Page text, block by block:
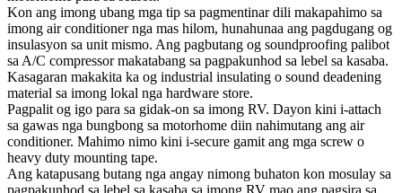
Kon ang imong ubang mga tip sa pagmentinar dili makapahimo sa
imong air conditioner nga mas hilom, hunahunaa ang pagdugang og
insulasyon sa unit mismo. Ang pagbutang og soundproofing palibot
sa A/C compressor makatabang sa pagpakunhod sa lebel sa kasaba.
Kasagaran makakita ka og industrial insulating o sound deadening
material sa imong lokal nga hardware store.
Pagpalit og igo para sa gidak-on sa imong RV. Dayon kini i-attach
sa gawas nga bungbong sa motorhome diin nahimutang ang air
conditioner. Mahimo nimo kini i-secure gamit ang mga screw o
heavy duty mounting tape.
Ang katapusang butang nga angay nimong buhaton kon mosulay sa
pagpakunhod sa lebel sa kasaba sa imong RV mao ang pagsira sa